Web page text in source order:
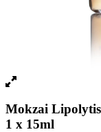
Mokzai
1 x 15ml